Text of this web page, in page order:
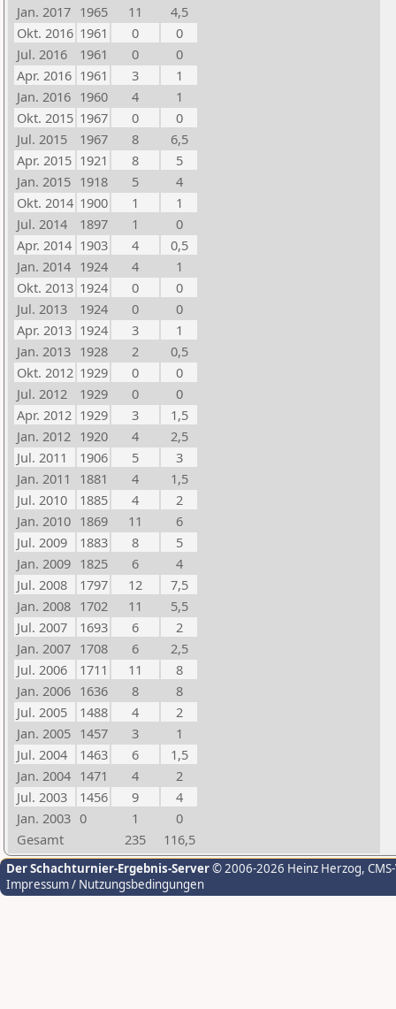
Jan. 2017 1965 11
4,5
Okt. 2016 1961 0
0
Jul. 2016
1961 0
0
Apr. 2016 1961 3
1
Jan. 2016 1960 4
1
Okt. 2015 1967 0
0
Jul. 2015
1967 8
6,5
Apr. 2015 1921 8
5
Jan. 2015 1918 5
4
Okt. 2014 1900 1
1
Jul. 2014
1897 1
0
Apr. 2014 1903 4
0,5
Jan. 2014 1924 4
1
Okt. 2013 1924 0
0
Jul. 2013
1924 0
0
Apr. 2013 1924 3
1
Jan. 2013 1928 2
0,5
Okt. 2012 1929 0
0
Jul. 2012
1929 0
0
Apr. 2012 1929 3
1,5
Jan. 2012 1920 4
2,5
Jul. 2011
1906 5
3
Jan. 2011
1881 4
1,5
Jul. 2010
1885 4
2
Jan. 2010 1869 11
6
Jul. 2009
1883 8
5
Jan. 2009 1825 6
4
Jul. 2008
1797 12
7,5
Jan. 2008 1702 11
5,5
Jul. 2007
1693 6
2
Jan. 2007 1708 6
2,5
Jul. 2006
1711 11
8
Jan. 2006 1636 8
8
Jul. 2005
1488 4
2
Jan. 2005 1457 3
1
Jul. 2004
1463 6
1,5
Jan. 2004 1471 4
2
Jul. 2003
1456 9
4
Jan. 2003 0 1
0
Gesamt
235 116,5
Der Schachturnier-Ergebnis-Server© 2006-2026 Heinz Herzog,
Impressum / Nutzungsbedingungen